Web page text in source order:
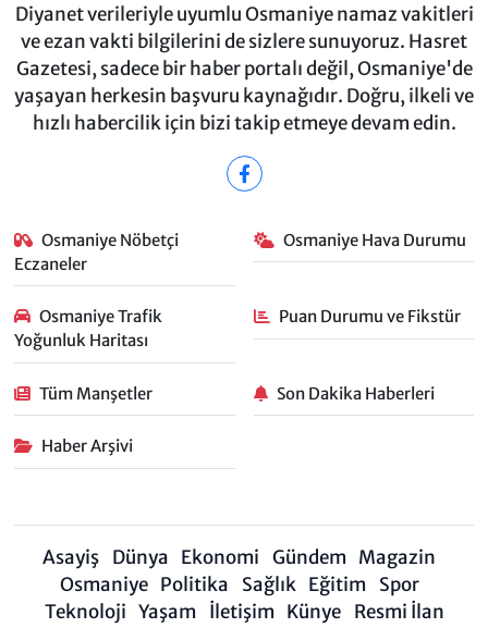
Diyanet verileriyle uyumlu Osmaniye namaz vakitleri
ve ezan vakti bilgilerini de sizlere sunuyoruz. Hasret
Gazetesi, sadece bir haber portalı değil, Osmaniye'de
yaşayan herkesin başvuru kaynağıdır. Doğru, ilkeli ve
hızlı habercilik için bizi takip etmeye devam edin.
Osmaniye Nöbetçi
Eczaneler
Osmaniye Hava Durumu
Osmaniye Trafik
Yoğunluk Haritası
Puan Durumu ve Fikstür
Tüm Manşetler Son Dakika Haberleri
Haber Arşivi
Asayiş Dünya Ekonomi Gündem Magazin
Osmaniye Politika Sağlık Eğitim
Spor
Teknoloji Yaşam İletişim Künye Resmi İlan